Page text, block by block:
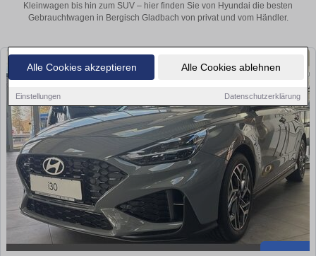
Alle Cookies akzeptieren Alle Cookies ablehnen
Einstellungen Datenschutzerklärung
Kleinwagen bis hin zum SUV – hier finden Sie von Hyundai die besten
Gebrauchtwagen in Bergisch Gladbach von privat und vom Händler.